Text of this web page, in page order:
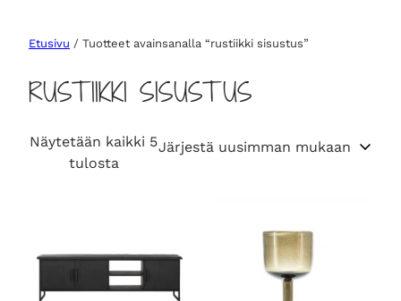
Etusivu / Tuotteet avainsanalla “rustiikki sisustus”
RUSTIIKKI SISUSTUS
Näytetään kaikki 5
tulostaS
d
b